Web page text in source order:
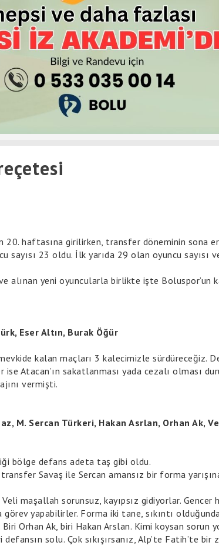
20. haftasına girilirken, transfer döneminin sona
sayısı 23 oldu. İlk yarıda 29 olan oyuncu sayısı
alınan yeni oyuncularla birlikte işte Boluspor’un
Eser Altın, Burak Öğür
kalan maçları 3 kalecimizle sürdüreceğiz.
ise Atacan’ın sakatlanması yada cezalı olması
vermişti.
M. Sercan Türkeri, Hakan Asrlan, Orhan Ak,
bölge defans adeta taş gibi oldu.
Savaş ile Sercan amansız bir forma
maşallah sorunsuz, kayıpsız gidiyorlar. Gencer
görev yapabilirler. Forma iki tane, sıkıntı
Orhan Ak, biri Hakan Arslan. Kimi koysan sorun
solu. Çok sıkışırsanız, Alp’te Fatih’te